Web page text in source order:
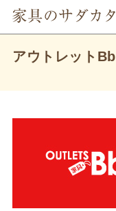
岡山県真庭市にあるインテリア
アウトレットBb